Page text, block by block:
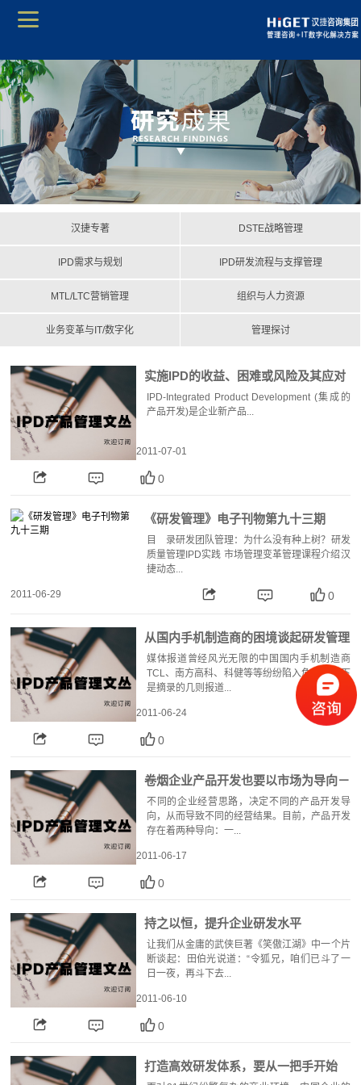
汉捷专著 DSTE战略管理
IPD需求与规划 IPD研发流程与支撑管理
MTL/LTC营销管理 组织与人力资源
业务变革与IT/数字化 管理探讨
实施IPD的收益、困难或风险及其应对
措施
IPD-Integrated Product Development (集成的
产品开发)是企业新产品...
2011-07-01
0
《研发管理》电子刊物第九十三期
目 录研发团队管理：为什么没有种上树？研发
质量管理IPD实践 市场管理变革管理课程介绍汉
捷动态...
2011-06-29 0
从国内手机制造商的困境谈起研发管理
媒体报道曾经风光无限的中国国内手机制造商
TCL、南方高科、科健等等纷纷陷入危机，以下
是摘录的几则报道...
2011-06-24
0
卷烟企业产品开发也要以市场为导向－
－IPD市场导向解读
不同的企业经营思路，决定不同的产品开发导
向，从而导致不同的经营结果。目前，产品开发
存在着两种导向：一...
2011-06-17
0
持之以恒，提升企业研发水平
让我们从金庸的武侠巨著《笑傲江湖》中一个片
断谈起：田伯光说道：“令狐兄，咱们已斗了一
日一夜，再斗下去...
2011-06-10
0
打造高效研发体系，要从一把手开始